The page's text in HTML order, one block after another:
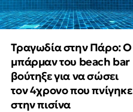
Τραγωδία στην Πάρο: Ο
μπάρμαν του beach bar
βούτηξε για να σώσει
τον 4χρονο που πνίγηκε
στην πισίνα